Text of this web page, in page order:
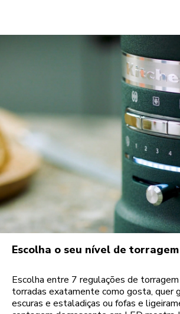
Escolha o seu nível de
Escolha entre 7 regulações de
torradas exatamente como gosta, quer
escuras e estaladiças ou fofas e